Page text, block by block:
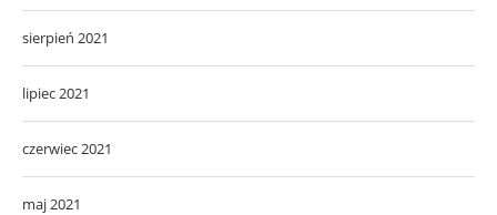
sierpień 2021
lipiec 2021
czerwiec 2021
maj 2021